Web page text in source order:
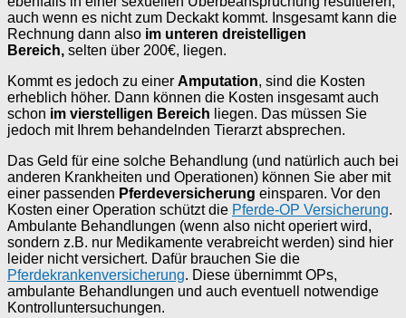
auch wenn es nicht zum Deckakt kommt. Insgesamt kann die
Rechnung dann also im unteren dreistelligen
Bereich, selten über 200€, liegen.
Kommt es jedoch zu einer Amputation, sind die Kosten
erheblich höher. Dann können die Kosten insgesamt auch
schon im vierstelligen Bereich liegen. Das müssen Sie
jedoch mit Ihrem behandelnden Tierarzt absprechen.
Das Geld für eine solche Behandlung (und natürlich auch bei
anderen Krankheiten und Operationen) können Sie aber mit
einer passenden Pferdeversicherung einsparen. Vor den
Kosten einer Operation schützt die Pferde-OP Versicherung.
Ambulante Behandlungen (wenn also nicht operiert wird,
sondern z.B. nur Medikamente verabreicht werden) sind hier
leider nicht versichert. Dafür brauchen Sie die
Pferdekrankenversicherung. Diese übernimmt OPs,
ambulante Behandlungen und auch eventuell notwendige
Kontrolluntersuchungen.